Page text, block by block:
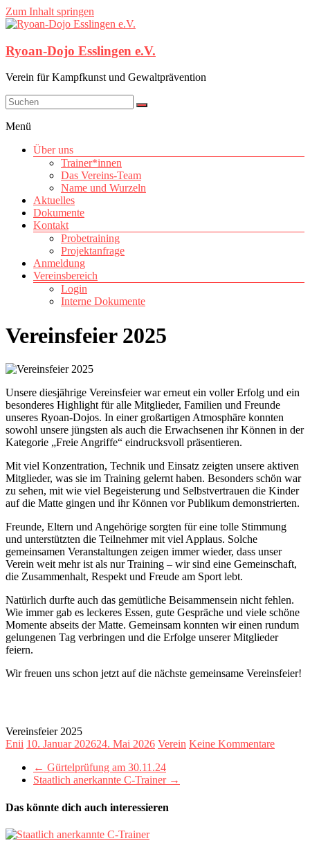
Zum Inhalt springen
Ryoan-Dojo Esslingen e.V.
Verein für Kampfkunst und Gewaltprävention
Menü
Über uns
Trainer*innen
Das Vereins-Team
Name und Wurzeln
Aktuelles
Dokumente
Kontakt
Probetraining
Projektanfrage
Anmeldung
Vereinsbereich
Login
Interne Dokumente
Vereinsfeier 2025
Unsere diesjährige Vereinsfeier war erneut ein voller Erfolg und ein
besonderes Highlight für alle Mitglieder, Familien und Freunde
unseres Ryoan-Dojos. In einer großartigen Atmosphäre konnten
sowohl unsere jüngsten als auch die Erwachsenen ihr Können in der
Kategorie „Freie Angriffe“ eindrucksvoll präsentieren.
Mit viel Konzentration, Technik und Einsatz zeigten unsere aktiven
Mitglieder, was sie im Training gelernt haben. Besonders schön war
zu sehen, mit wie viel Begeisterung und Selbstvertrauen die Kinder
auf die Matte gingen und ihr Können vor Publikum demonstrierten.
Freunde, Eltern und Angehörige sorgten für eine tolle Stimmung
und unterstützten die Teilnehmer mit viel Applaus. Solche
gemeinsamen Veranstaltungen zeigen immer wieder, dass unser
Verein weit mehr ist als nur Training – wir sind eine Gemeinschaft,
die Zusammenhalt, Respekt und Freude am Sport lebt.
Natürlich durfte auch das gemütliche Beisammensein nicht fehlen.
Wie immer gab es leckeres Essen, gute Gespräche und viele schöne
Momente abseits der Matte. Gemeinsam konnten wir einen rundum
gelungenen Tag verbringen und die Erfolge unserer Mitglieder
feiern.
Wir freuen uns schon jetzt auf die nächste gemeinsame Vereinsfeier!
Vereinsfeier 2025
Enii 10. Januar 202624. Mai 2026 Verein Keine Kommentare
← Gürtelprüfung am 30.11.24
Staatlich anerkannte C-Trainer →
Das könnte dich auch interessieren